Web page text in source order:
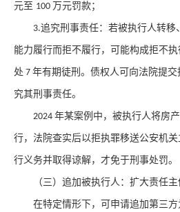
元至 100 万元罚款；
3.追究刑事责任：若被执行人转
能力履行而拒不履行，可能构成拒不
处 7 年有期徒刑。债权人可向法院提
究其刑事责任。
2024 年某案例中，被执行人将房
行，法院查实后以拒执罪移送公安机
行义务并取得谅解，才免于刑事处罚。
（三）追加被执行人：扩大责任主
在特定情形下，可申请追加第三